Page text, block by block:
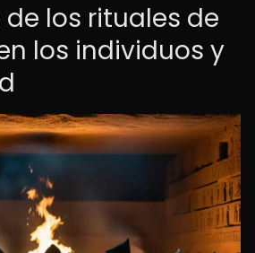
los rituales de
los individuos y